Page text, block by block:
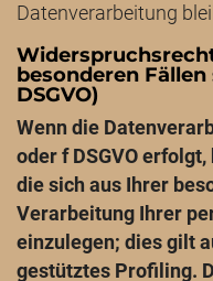
Datenverarbeitung
besonderen
DSGVO)
Wenn die
oder f DSGVO
die sich aus Ihrer
Verarbeitung Ihrer
einzulegen; dies gilt
gestütztes Profiling.